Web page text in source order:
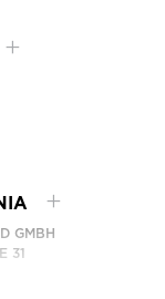
+86 400 6233 121
GMBH
31